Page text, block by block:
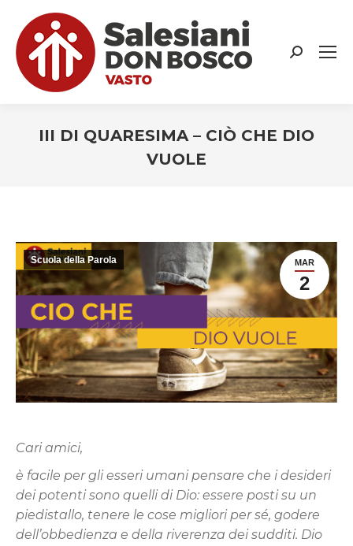
Search:
III DI QUARESIMA – CIÒ CHE DIO
VUOLE
MAR
2
Scuola della Parola
Cari amici,
è facile per gli esseri umani pensare che i desideri
dei potenti sono quelli di Dio: essere posti su un
piedistallo, tenere le cose migliori per sé, godere
dell’obbedienza e della riverenza dei sudditi. Dio